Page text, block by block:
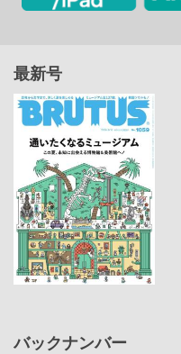
最新号
バックナンバー